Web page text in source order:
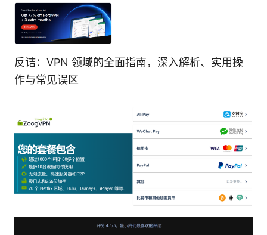
反诘：VPN 领域的全面指南，深入解析、实用操
作与常见误区